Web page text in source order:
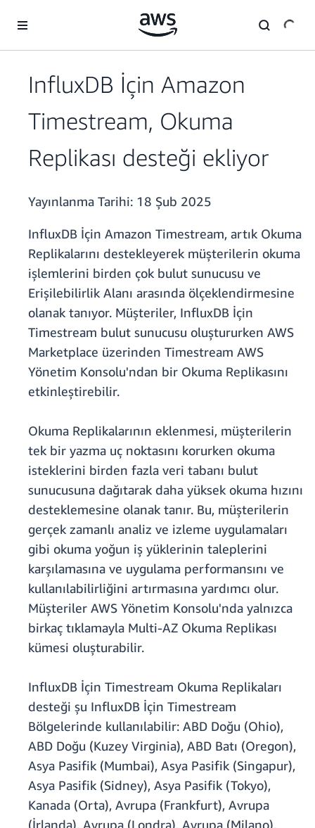
InfluxDB İçin Amazon
Timestream, Okuma
Replikası desteği ekliyor
Yayınlanma Tarihi: 18 Şub 2025
InfluxDB İçin Amazon Timestream, artık Okuma
Replikalarını destekleyerek müşterilerin okuma
işlemlerini birden çok bulut sunucusu ve
Erişilebilirlik Alanı arasında ölçeklendirmesine
olanak tanıyor. Müşteriler, InfluxDB İçin
Timestream bulut sunucusu oluştururken AWS
Marketplace üzerinden Timestream AWS
Yönetim Konsolu'ndan bir Okuma Replikasını
etkinleştirebilir.
Okuma Replikalarının eklenmesi, müşterilerin
tek bir yazma uç noktasını korurken okuma
isteklerini birden fazla veri tabanı bulut
sunucusuna dağıtarak daha yüksek okuma hızını
desteklemesine olanak tanır. Bu, müşterilerin
gerçek zamanlı analiz ve izleme uygulamaları
gibi okuma yoğun iş yüklerinin taleplerini
karşılamasına ve uygulama performansını ve
kullanılabilirliğini artırmasına yardımcı olur.
Müşteriler AWS Yönetim Konsolu'nda yalnızca
birkaç tıklamayla Multi-AZ Okuma Replikası
kümesi oluşturabilir.
InfluxDB İçin Timestream Okuma Replikaları
desteği şu InfluxDB İçin Timestream
Bölgelerinde kullanılabilir: ABD Doğu (Ohio),
ABD Doğu (Kuzey Virginia), ABD Batı (Oregon),
Asya Pasifik (Mumbai), Asya Pasifik (Singapur),
Asya Pasifik (Sidney), Asya Pasifik (Tokyo),
Kanada (Orta), Avrupa (Frankfurt), Avrupa
(İrlanda), Avrupa (Londra), Avrupa (Milano),